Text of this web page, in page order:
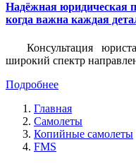
Надёжная юридическая
когда важна каждая
Консультация
широкий спектр
Подробнее
Главная
Самолеты
Копийные самолеты
FMS